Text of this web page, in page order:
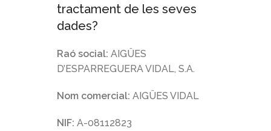
tractament de les seves
dades?
Raó social:AIGÜES
D’ESPARREGUERA VIDAL, S.A.
Nom comercial:AIGÜES VIDAL
NIF:A-08112823